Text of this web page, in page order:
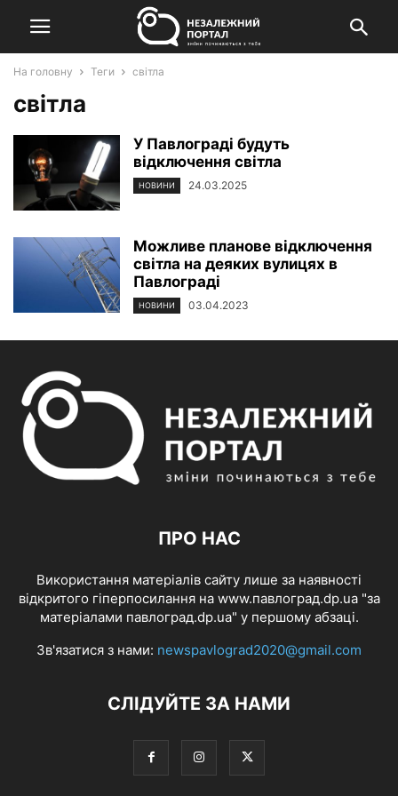
На головну Теги світла
світла
У Павлограді будуть
відключення світла
НОВИНИ 24.03.2025
Можливе планове відключення
світла на деяких вулицях в
Павлограді
НОВИНИ 03.04.2023
ПРО НАС
Використання матеріалів сайту лише за наявності
відкритого гіперпосилання на www.павлоград.dp.ua "за
матеріалами павлоград.dp.ua" у першому абзаці.
Зв'язатися з нами: newspavlograd2020@gmail.com
СЛІДУЙТЕ ЗА НАМИ